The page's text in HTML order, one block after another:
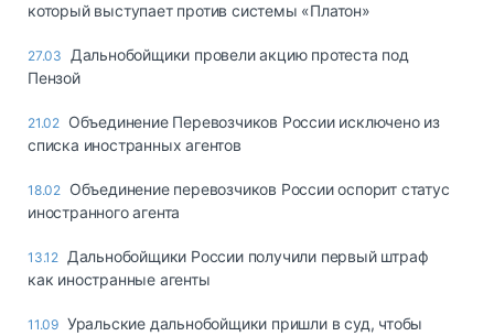
который выступает против системы «Платон»
27.03
Дальнобойщики провели акцию протеста под
Пензой
21.02 Объединение Перевозчиков России исключено из
списка иностранных агентов
18.02 Объединение перевозчиков России оспорит статус
иностранного агента
13.12 Дальнобойщики России получили первый штраф
как иностранные агенты
11.09 Уральские дальнобойщики пришли в суд, чтобы